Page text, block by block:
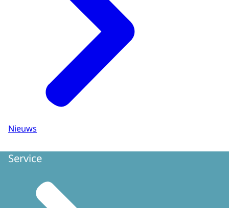
Nieuws
Service